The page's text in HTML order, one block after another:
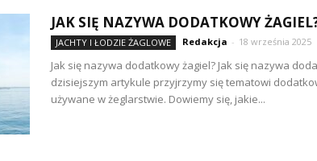
JAK SIĘ NAZYWA DODATKOWY
JACHTY I ŁODZIE ŻAGLOWE Redakcja - 18 września 2025
Jak się nazywa dodatkowy żagiel? Jak się nazywa
dzisiejszym artykule przyjrzymy się tematowi
używane w żeglarstwie. Dowiemy się, jakie...